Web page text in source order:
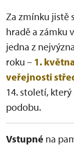
Za zmínku jistě
hradě a zámku v
jedna z
roku – 1.
veřejnosti
14. století,
podobu.
Vstupné na